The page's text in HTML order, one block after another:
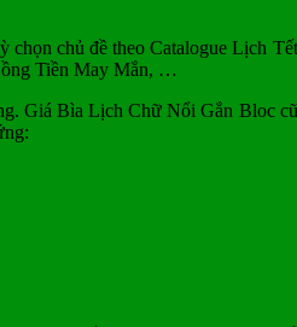
chủ đề theo Catalogue Lịch
Tiền May Mắn, …
Giá Bìa Lịch Chữ Nổi Gắn Bloc